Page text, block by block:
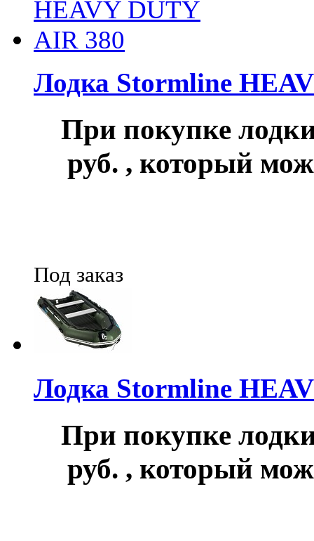
Лодка Stormline
При покупке
руб. , который
Под заказ
Лодка Stormline
При покупке
руб. , который